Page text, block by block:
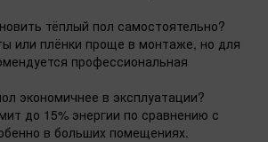
тёплый пол самостоятельно?
или плёнки проще в монтаже, но для
профессиональная
экономичнее в эксплуатации?
до 15% энергии по сравнению с
в больших помещениях.